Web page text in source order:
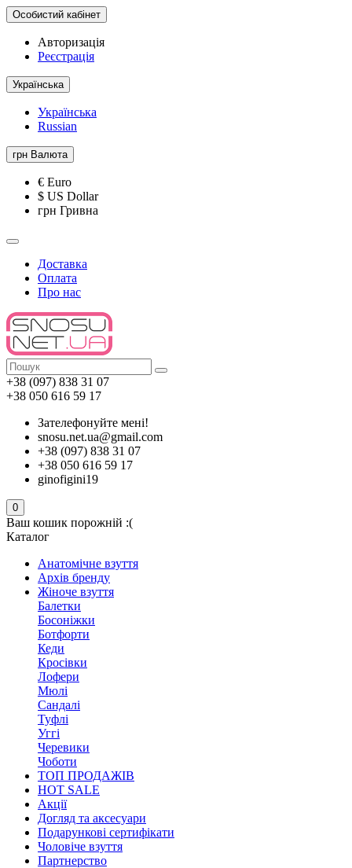
Особистий кабінет
Авторизація
Реєстрація
Українська
Українська
Russian
грн Валюта
€ Euro
$ US Dollar
грн Гривна
Доставка
Оплата
Про нас
+38 (097) 838 31 07
+38 050 616 59 17
Зателефонуйте мені!
snosu.net.ua@gmail.com
+38 (097) 838 31 07
+38 050 616 59 17
ginofigini19
0
Ваш кошик порожній :(
Каталог
Анатомічне взуття
Архів бренду
Жіноче взуття
Балетки
Босоніжки
Ботфорти
Кеди
Кросівки
Лофери
Мюлі
Сандалі
Туфлі
Уггі
Черевики
Чоботи
ТОП ПРОДАЖІВ
HOT SALE
Акції
Догляд та аксесуари
Подарункові сертифікати
Чоловіче взуття
Партнерство